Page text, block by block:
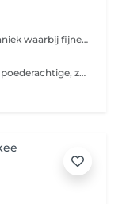
Microblading is een semi-permanente techniek waarbij fijne, haartje voor haartje lijnen worden getekend in de wenkbrauw om een natuurlijke en vollere uitstraling te creëren. Deze techniek is perfect voor mensen met dunne of onregelmatige wenkbrauwen en zorgt voor een langdurig resultaat van 1 tot 2 jaar. Het resultaat is subtiel en realistisch, wat je wenkbrauwen een mooie en symmetrische vorm geeft.
Powder Brows is een techniek waarbij een poederachtige, zachte schaduw wordt aangebracht om een vollere wenkbrauw te creëren. Het resultaat is een natuurlijke, gevederde look, ideaal voor mensen die op zoek zijn naar meer definitie en een subtiele eyeliner-effect rondom de wenkbrauwen. Het resultaat blijft tot wel 2 jaar zichtbaar en is perfect voor iedereen die van een beetje extra luxe houdt.